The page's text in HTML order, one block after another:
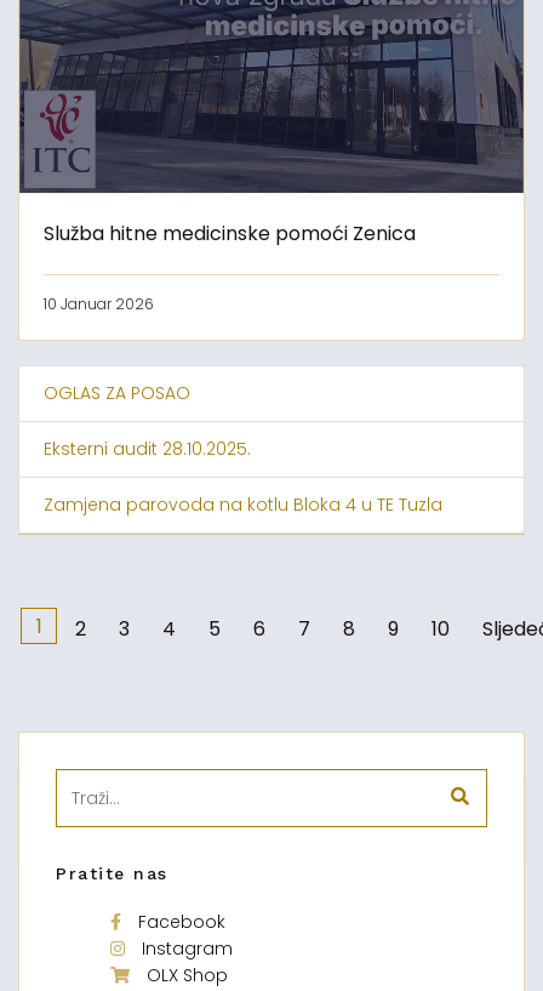
Služba hitne medicinske pomoći Zenica
10 Januar 2026
OGLAS ZA POSAO
Eksterni audit 28.10.2025.
Zamjena parovoda na kotlu Bloka 4 u TE Tuzla
1 2 3 4 5 6 7 8 9 10
Pratite nas
Facebook
Instagram
OLX Shop